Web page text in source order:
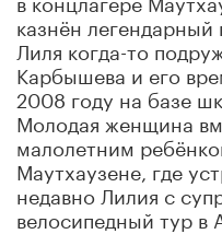
казнён
Лиля когда-то
Карбышева и его
2008 году на базе
Молодая женщина
малолетним
Маутхаузене, где
недавно Лилия с
велосипедный тур